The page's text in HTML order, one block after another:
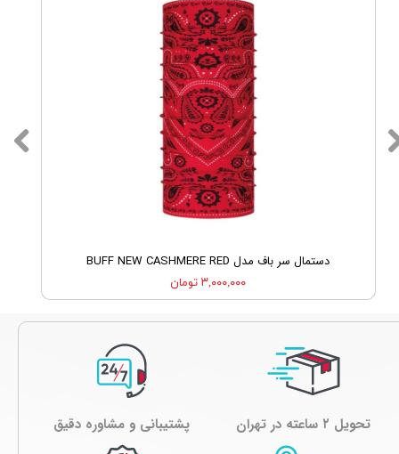
دستمال سر باف مدل BUFF NEW CASHMERE RED
۳,۰۰۰,۰۰۰ تومان
تحویل ۲ ساعته در تهران پشتیبانی و مشاوره دقیق